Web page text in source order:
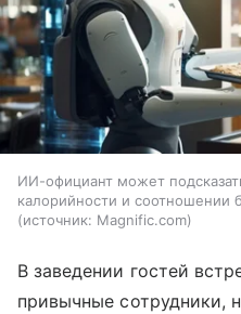
ИИ-официант может
калорийности и соотношении
источник: Magnific.com
В заведении гостей
привычные